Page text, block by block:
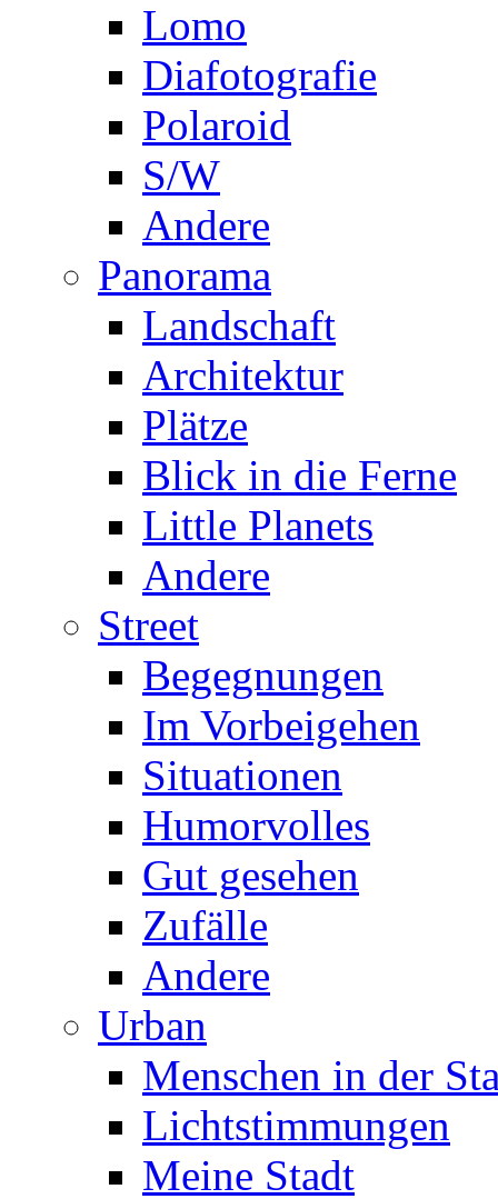
Lomo
Diafotografie
Polaroid
S/W
Andere
Panorama
Landschaft
Architektur
Plätze
Blick in die Ferne
Little Planets
Andere
Street
Begegnungen
Im Vorbeigehen
Situationen
Humorvolles
Gut gesehen
Zufälle
Andere
Urban
Menschen in der
Lichtstimmungen
Meine Stadt